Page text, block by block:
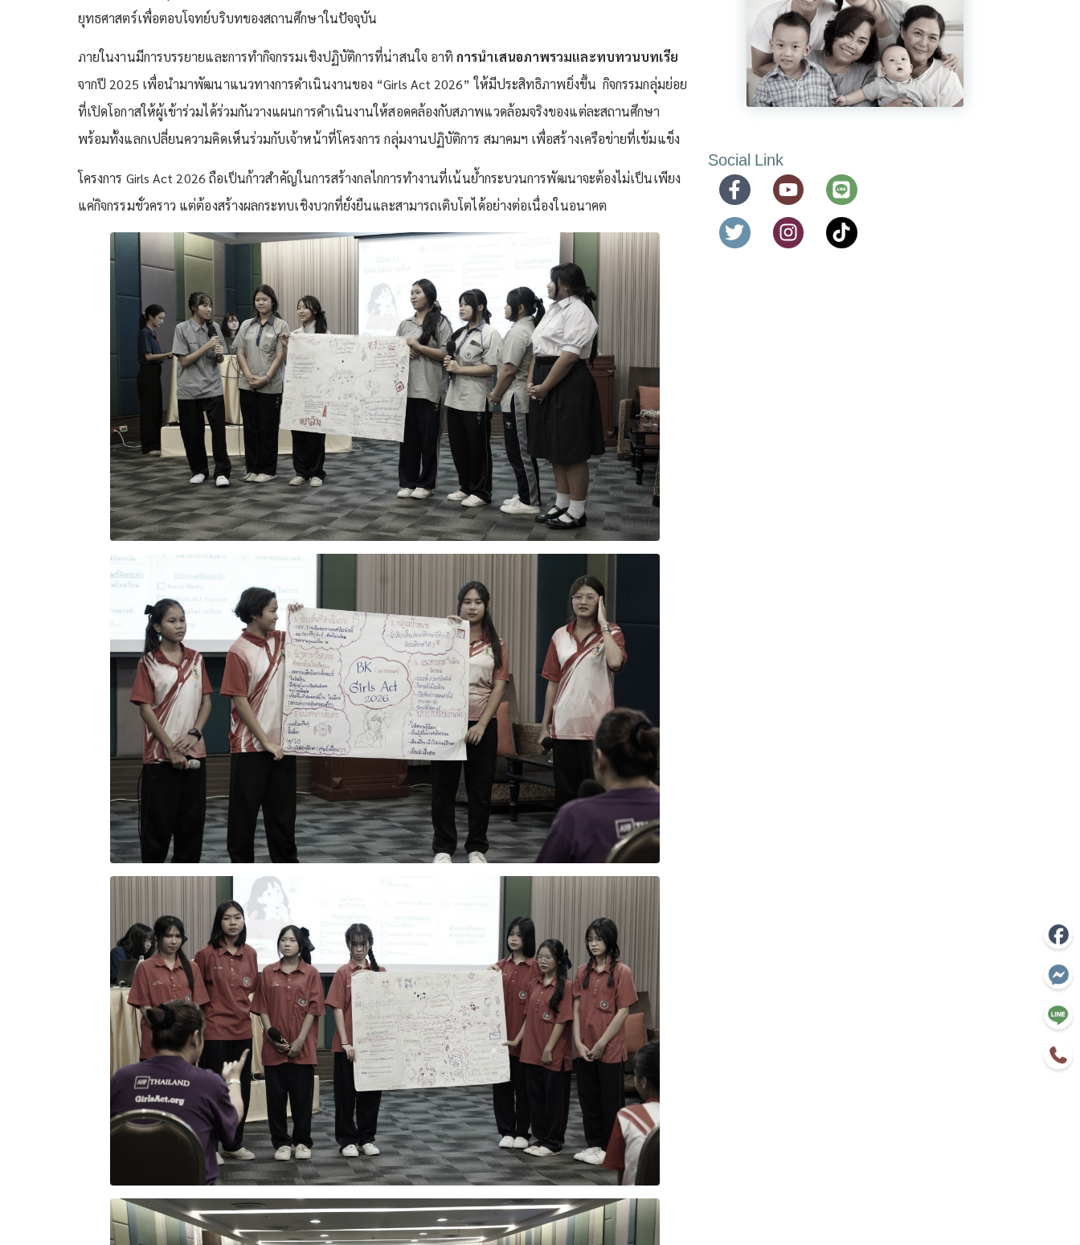
ยุทธศาสตร์เพื่อตอบโจทย์บริบทของสถานศึกษาในปัจจุบัน
ภายในงานมีการบรรยายและการทำกิจกรรมเชิงปฏิบัติการที่น่าสนใจ อาทิการนำเสนอภาพรวมและทบทวนบทเรีย
จากปี 2025 เพื่อนำมาพัฒนาแนวทางการดำเนินงานของ “Girls Act 2026” ให้มีประสิทธิภาพยิ่งขึ้น กิจกรรมกลุ่มย่อย
ที่เปิดโอกาสให้ผู้เข้าร่วมได้ร่วมกันวางแผนการดำเนินงานให้สอดคล้องกับสภาพแวดล้อมจริงของแต่ละสถานศึกษา
พร้อมทั้งแลกเปลี่ยนความคิดเห็นร่วมกับเจ้าหน้าที่โครงการ กลุ่มงานปฏิบัติการ สมาคมฯ เพื่อสร้างเครือข่ายที่เข้มแข็ง
โครงการ Girls Act 2026 ถือเป็นก้าวสำคัญในการสร้างกลไกการทำงานที่เน้นย้ำกระบวนการพัฒนาจะต้องไม่เป็นเพียง
แค่กิจกรรมชั่วคราว แต่ต้องสร้างผลกระทบเชิงบวกที่ยั่งยืนและสามารถเติบโตได้อย่างต่อเนื่องในอนาคต
Social Link